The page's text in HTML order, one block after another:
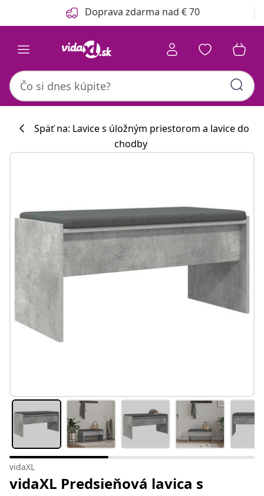
Predchádzajúce Doprava zdarma nad € 70
Späť na: Lavice s úložným priestorom a lavice do
chodby
vidaXL
vidaXL Predsieňová lavica s